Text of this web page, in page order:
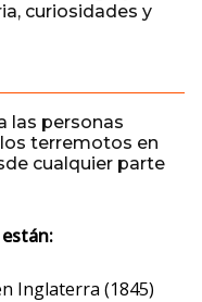
curiosidades y
las personas
terremotos en
cualquier parte
Inglaterra (1845)